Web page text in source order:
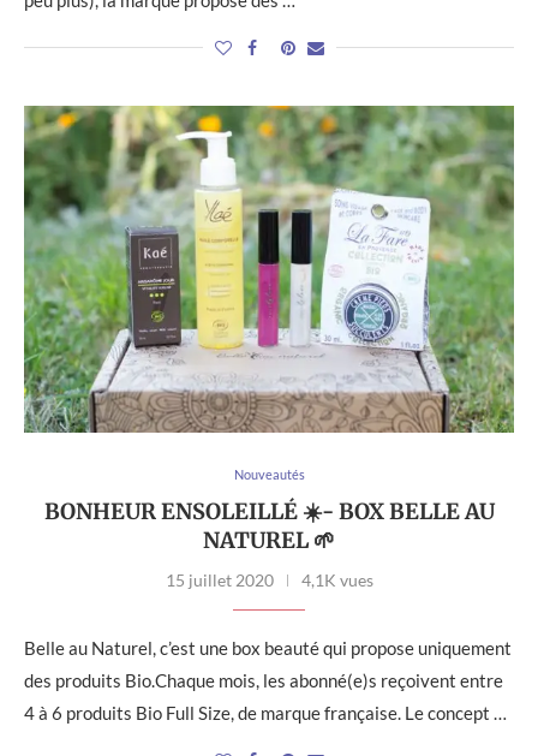
Nouveautés
BONHEUR ENSOLEILLÉ ☀️- BOX BELLE AU
NATUREL 🌱
15 juillet 2020 4,1K vues
Belle au Naturel, c’est une box beauté qui propose uniquement
des produits Bio.Chaque mois, les abonné(e)s reçoivent entre
4 à 6 produits Bio Full Size, de marque française. Le concept …